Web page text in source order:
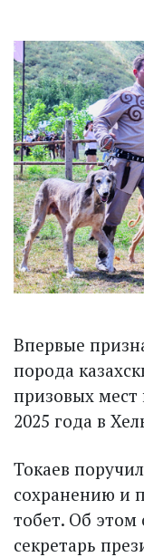
Впервые
порода
призовых мест
2025 года в
Токаев
сохранению и
тобет. Об этом
секретарь